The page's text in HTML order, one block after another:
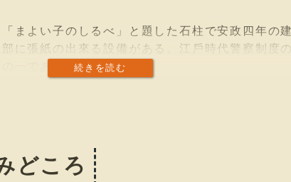
続きを読む
まよい子のしるべ」と題した石柱で安政四年の
に張紙の出來る設備がある。江戶時代警察制度
一である。
どころ